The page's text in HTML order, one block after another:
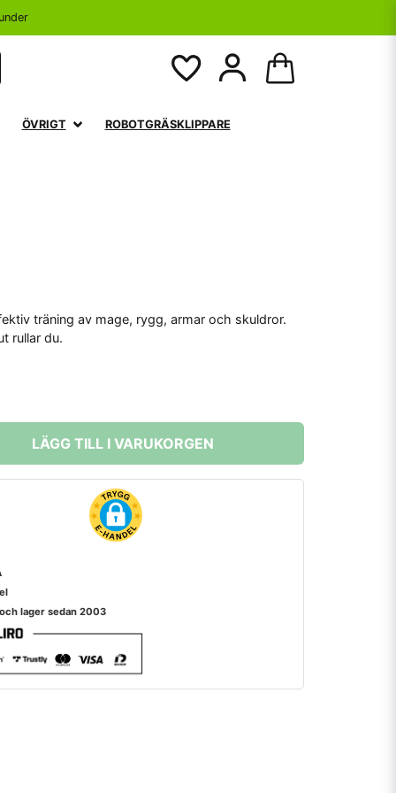
ÖVRIGT ROBOTGRÄSKLIPPARE
träning av mage, rygg, armar och skuldror.
rullar du.
LÄGG TILL I VARUKORGEN
lager sedan 2003